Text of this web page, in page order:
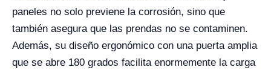
paneles no solo previene la corrosión, sino que
también asegura que las prendas no se contaminen.
Además, su diseño ergonómico con una puerta amplia
que se abre 180 grados facilita enormemente la carga